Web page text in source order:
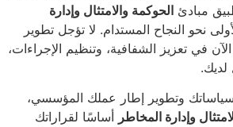
مبادئ الحوكمة والامتثال وإدارة
نحو النجاح المستدام. لا تؤجل تطوير
الآن في تعزيز الشفافية، وتنظيم الإجراءات،
لديك.
سياساتك وتطوير إطار عملك المؤسسي،
وإدارة المخاطر أساسًا لقراراتك